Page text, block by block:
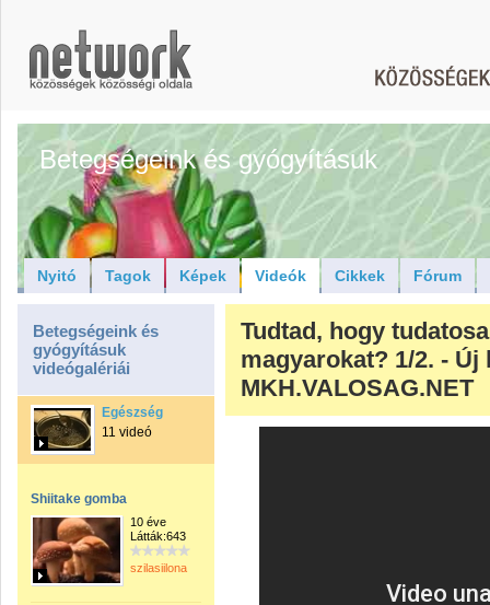
Betegségeink és gyógyításuk
Nyitó Tagok Képek Videók Cikkek Fórum
Betegségeink és
gyógyításuk
videógalériái
Egészség
11 videó
Shiitake gomba
10 éve
Látták:643
szilasiilona
Tudtad, hogy
magyarokat? 1/2. - Új
MKH.VALOSAG.NET